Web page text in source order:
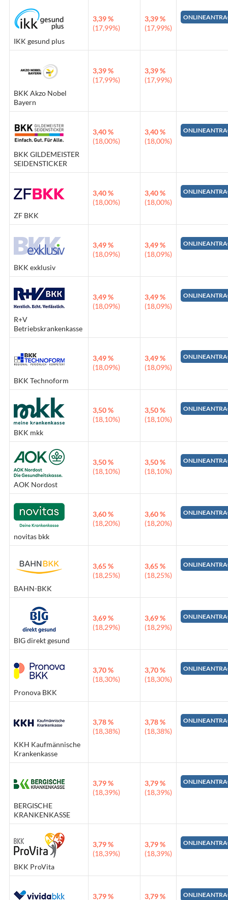
IKK gesund plus
3,39 %
(17,99%)
3,39 %
(17,99%)
BKK Akzo Nobel
Bayern
3,39 %
(17,99%)
3,39 %
(17,99%)
BKK GILDEMEISTER
SEIDENSTICKER
3,40 %
(18,00%)
3,40 %
(18,00%)
ZF BKK
3,40 %
(18,00%)
3,40 %
(18,00%)
BKK exklusiv
3,49 %
(18,09%)
3,49 %
(18,09%)
R+V
Betriebskrankenkasse
3,49 %
(18,09%)
3,49 %
(18,09%)
BKK Technoform
3,49 %
(18,09%)
3,49 %
(18,09%)
BKK mkk
3,50 %
(18,10%)
3,50 %
(18,10%)
AOK Nordost
3,50 %
(18,10%)
3,50 %
(18,10%)
novitas bkk
3,60 %
(18,20%)
3,60 %
(18,20%)
BAHN-BKK
3,65 %
(18,25%)
3,65 %
(18,25%)
BIG direkt gesund
3,69 %
(18,29%)
3,69 %
(18,29%)
Pronova BKK
3,70 %
(18,30%)
3,70 %
(18,30%)
KKH Kaufmännische
Krankenkasse
3,78 %
(18,38%)
3,78 %
(18,38%)
BERGISCHE
KRANKENKASSE
3,79 %
(18,39%)
3,79 %
(18,39%)
BKK ProVita
3,79 %
(18,39%)
3,79 %
(18,39%)
3,79 % 3,79 %